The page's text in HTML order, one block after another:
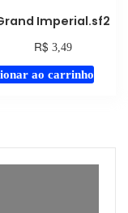
Tocador
áudio
Imperial.sf2
R$ 3,49
ao carrinho